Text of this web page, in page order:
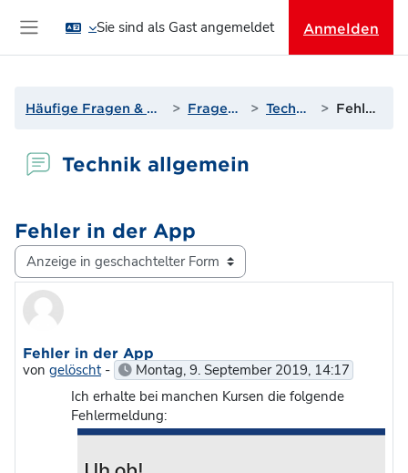
Sie sind als Gast angemeldet Anmelden
Häufige Fragen & Support zur Lernplattform Fragen? Antworten! Technik allgemein Fehler in der App
Technik allgemein
Fehler in der App
Anzeigemodus
Fehler in der App
von gelöscht- Montag, 9. September 2019, 14:17
Ich erhalte bei manchen Kursen die folgende
Fehlermeldung: